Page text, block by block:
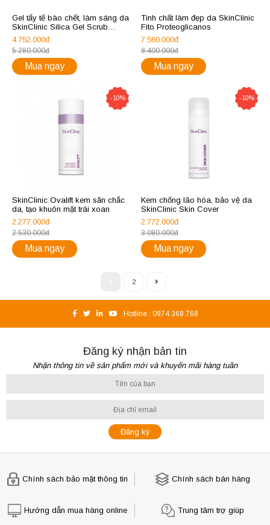
Gel tẩy tế bào chết, làm sáng da
SkinClinic Silica Gel Scrub
1000ml
4.752.000đ
5.280.000đ
Mua ngay
Tinh chất làm đẹp da SkinClinic
Fito Proteoglicanos
7.560.000đ
8.400.000đ
Mua ngay
-10%
SkinClinic Ovalift kem săn chắc
da, tạo khuôn mặt trái xoan
2.277.000đ
2.530.000đ
Mua ngay
-10%
Kem chống lão hóa, bảo vệ da
SkinClinic Skin Cover
2.772.000đ
3.080.000đ
Mua ngay
2
Hotline : 0974.368.768
Đăng ký nhận bản tin
Nhận thông tin về sản phẩm mới và khuyến mãi hàng tuần
Chính sách bảo mật thông tin Chính sách bán hàng
Hướng dẫn mua hàng online Trung tâm trợ giúp